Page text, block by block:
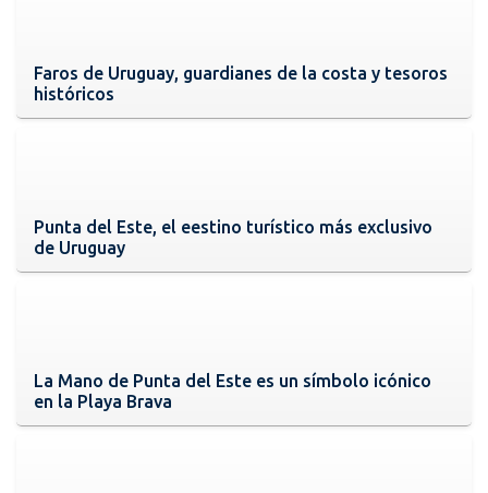
Faros de Uruguay, guardianes de la costa y tesoros
históricos
Punta del Este, el eestino turístico más exclusivo
de Uruguay
La Mano de Punta del Este es un símbolo icónico
en la Playa Brava